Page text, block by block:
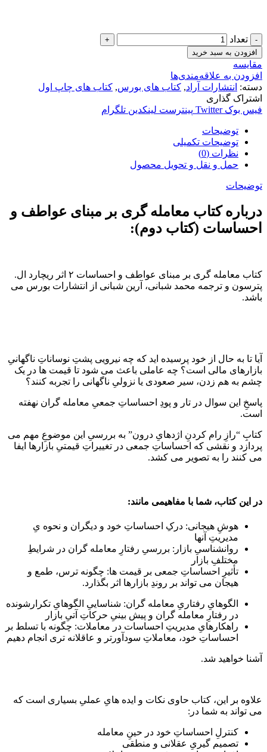
تعداد
افزودن به سبد خرید
مقایسه
افزودن به علاقه‌مندی‌ها
دسته: انتشارات آراد, کتاب های بورس, کتاب های چاپ اول
اشتراک گذاری
فیس بوک Twitter پینترست لینکدین تلگرام
توضیحات
توضیحات تکمیلی
نظرات (0)
حمل و نقل و تحویل محصول
توضیحات
درباره کتاب معامله گری بر مبنای عواطف و
احساسات (کتاب دوم):
کتاب معامله گری بر مبنای عواطف و احساسات ۲ اثر ریچارد ال.
پترسون و ترجمه محمد شبانی، آرین شبانی از انتشارات بورس می
باشد.
آیا تا به حال از خود پرسیده اید که چه نیرویی پشتِ نوساناتِ ناگهانیِ
بازارهای مالی است؟ چه عاملی باعث می شود تا قیمت ها در یک
چشم به هم زدن، سیر صعودی یا نزولیِ ناگهانی را تجربه کنند؟
پاسخِ این سوال در تار و پودِ احساساتِ جمعیِ معامله گران نهفته
است.
کتابِ “رازِ رام کردنِ اژدهایِ درون” به بررسیِ این موضوعِ مهم می
پردازد و نقشی که احساساتِ جمعی در تغییراتِ قیمتیِ بازارها ایفا
می کنند را به تصویر می کشد.
در این کتاب، شما با مفاهیمی مانند:
هوشِ هیجانی: درکِ احساساتِ خود و دیگران و نحوه یِ
مدیریتِ آنها
روانشناسیِ بازار: بررسیِ رفتارِ معامله گران در شرایطِ
مختلفِ بازار
تأثیرِ احساساتِ جمعی بر قیمت ها: چگونه ترس، طمع و
هیجان می تواند بر روندِ بازارها اثر بگذارد.
الگوهایِ رفتاریِ معامله گران: شناساییِ الگوهایِ تکرارشونده
در رفتارِ معامله گران و پیش بینیِ حرکاتِ آتیِ بازار
راهکارهایِ مدیریتِ احساسات در معاملات: چگونه با تسلط بر
احساساتِ خود، معاملاتِ سودآورتر و عاقلانه تری انجام دهیم
آشنا خواهید شد.
علاوه بر این، کتاب حاوی نکات و ایده هایِ عملیِ بسیاری است که
می تواند به شما در:
کنترلِ احساساتِ خود در حینِ معامله
تصمیم گیریِ عقلانی و منطقی